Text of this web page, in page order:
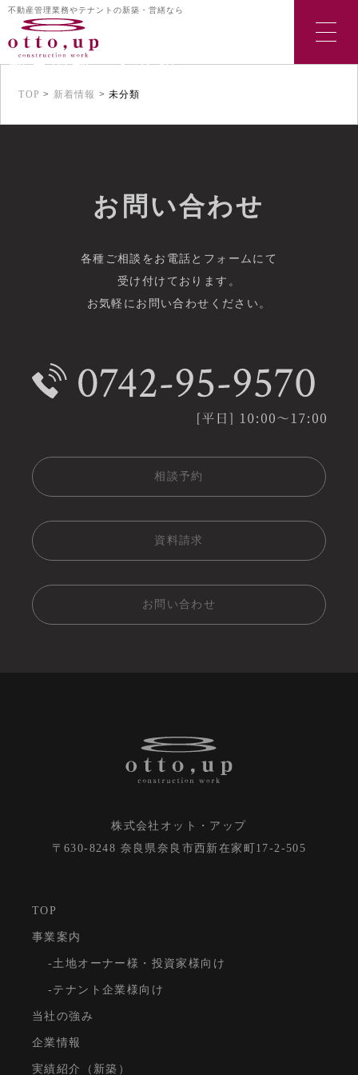
不動産管理業務やテナントの新築・営繕なら
新着情報：未分類
TOP > 新着情報 >未分類
お問い合わせ
各種ご相談をお電話とフォームにて
受け付けております。
お気軽にお問い合わせください。
相談予約
資料請求
お問い合わせ
株式会社オット・アップ
〒630-8248 奈良県奈良市⻄新在家町17-2-505
TOP
事業案内
土地オーナー様・投資家様向け
テナント企業様向け
当社の強み
企業情報
実績紹介（新築）